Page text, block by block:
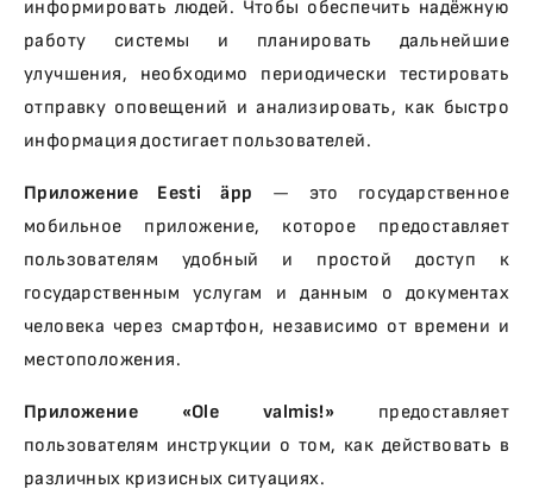
информировать людей. Чтобы обеспечить надёжную
работу системы и планировать дальнейшие
улучшения, необходимо периодически тестировать
отправку оповещений и анализировать, как быстро
информация достигает пользователей.
Приложение Eesti äpp — это государственное
мобильное приложение, которое предоставляет
пользователям удобный и простой доступ к
государственным услугам и данным о документах
человека через смартфон, независимо от времени и
местоположения.
Приложение «Ole valmis!» предоставляет
пользователям инструкции о том, как действовать в
различных кризисных ситуациях.